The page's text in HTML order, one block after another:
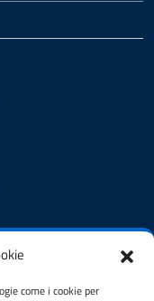
come i cookie per